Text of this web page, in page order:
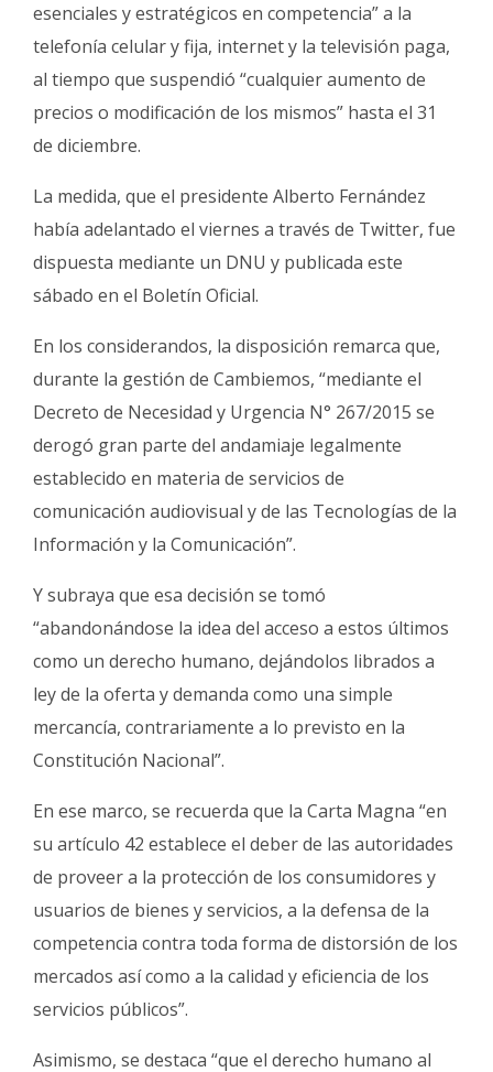
esenciales y estratégicos en competencia” a la
telefonía celular y fija, internet y la televisión paga,
al tiempo que suspendió “cualquier aumento de
precios o modificación de los mismos” hasta el 31
de diciembre.
La medida, que el presidente Alberto Fernández
había adelantado el viernes a través de Twitter, fue
dispuesta mediante un DNU y publicada este
sábado en el Boletín Oficial.
En los considerandos, la disposición remarca que,
durante la gestión de Cambiemos, “mediante el
Decreto de Necesidad y Urgencia N° 267/2015 se
derogó gran parte del andamiaje legalmente
establecido en materia de servicios de
comunicación audiovisual y de las Tecnologías de la
Información y la Comunicación”.
Y subraya que esa decisión se tomó
“abandonándose la idea del acceso a estos últimos
como un derecho humano, dejándolos librados a
ley de la oferta y demanda como una simple
mercancía, contrariamente a lo previsto en la
Constitución Nacional”.
En ese marco, se recuerda que la Carta Magna “en
su artículo 42 establece el deber de las autoridades
de proveer a la protección de los consumidores y
usuarios de bienes y servicios, a la defensa de la
competencia contra toda forma de distorsión de los
mercados así como a la calidad y eficiencia de los
servicios públicos”.
Asimismo, se destaca “que el derecho humano al